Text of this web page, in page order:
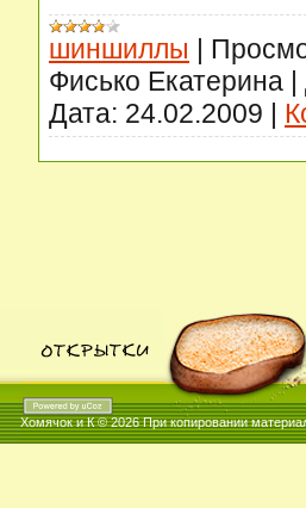
шиншиллы |
Фисько Екатерина |
Дата: 24.02.2009 |
Хомячок и К © 2026При копировании